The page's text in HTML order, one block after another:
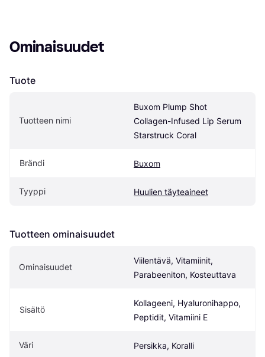
Ominaisuudet
Tuote
Tuotteen nimi
Buxom Plump Shot
Collagen-Infused Lip Serum
Starstruck Coral
Brändi Buxom
Tyyppi Huulien täyteaineet
Tuotteen ominaisuudet
Ominaisuudet
Viilentävä, Vitamiinit,
Parabeeniton, Kosteuttava
Sisältö
Kollageeni, Hyaluronihappo,
Peptidit, Vitamiini E
Väri Persikka, Koralli